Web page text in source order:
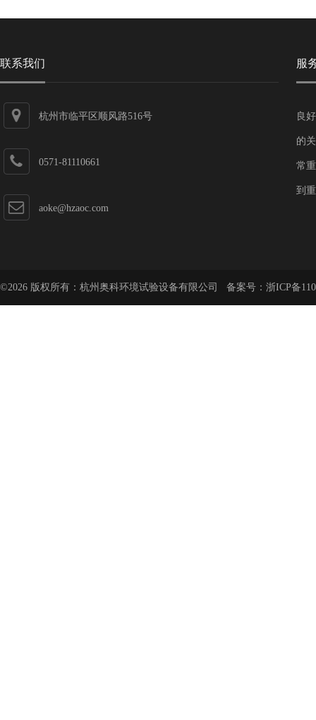
联系我们
杭州市临平区顺风路516号
0571-81110661
aoke@hzaoc.com
服
良
的
常
到
©2026 版权所有：杭州奥科环境试验设备有限公司 备案号： 浙ICP备